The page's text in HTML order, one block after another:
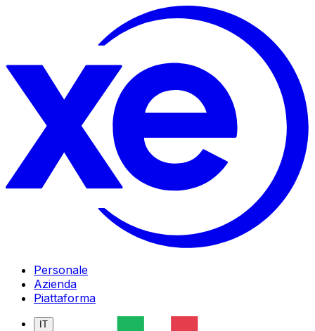
Personale
Azienda
Piattaforma
IT